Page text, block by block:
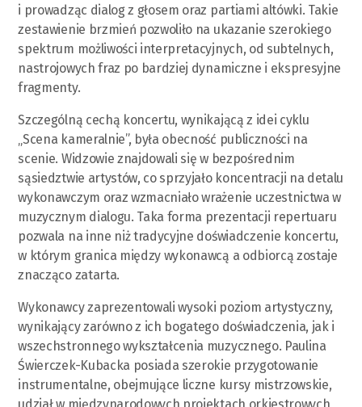
i prowadząc dialog z głosem oraz partiami altówki. Takie
zestawienie brzmień pozwoliło na ukazanie szerokiego
spektrum możliwości interpretacyjnych, od subtelnych,
nastrojowych fraz po bardziej dynamiczne i ekspresyjne
fragmenty.
Szczególną cechą koncertu, wynikającą z idei cyklu
„Scena kameralnie”, była obecność publiczności na
scenie. Widzowie znajdowali się w bezpośrednim
sąsiedztwie artystów, co sprzyjało koncentracji na detalu
wykonawczym oraz wzmacniało wrażenie uczestnictwa w
muzycznym dialogu. Taka forma prezentacji repertuaru
pozwala na inne niż tradycyjne doświadczenie koncertu,
w którym granica między wykonawcą a odbiorcą zostaje
znacząco zatarta.
Wykonawcy zaprezentowali wysoki poziom artystyczny,
wynikający zarówno z ich bogatego doświadczenia, jak i
wszechstronnego wykształcenia muzycznego. Paulina
Świerczek-Kubacka posiada szerokie przygotowanie
instrumentalne, obejmujące liczne kursy mistrzowskie,